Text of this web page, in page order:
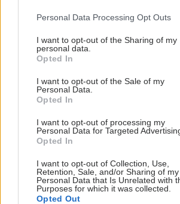
Please note that this website/app uses
not limited to your visit or usage
grant or deny consent to Google and its
use your data for below specified
consent section.
Personal Data Processing Opt Outs
I want to opt-out of the Sharing of my
personal data.
Opted In
I want to opt-out of the Sale of my
Personal Data.
Opted In
I want to opt-out of processing my
Personal Data for Targeted
Opted In
I want to opt-out of Collection, Use,
Retention, Sale, and/or Sharing of my
Personal Data that Is Unrelated with
Purposes for which it was collected.
Opted Out